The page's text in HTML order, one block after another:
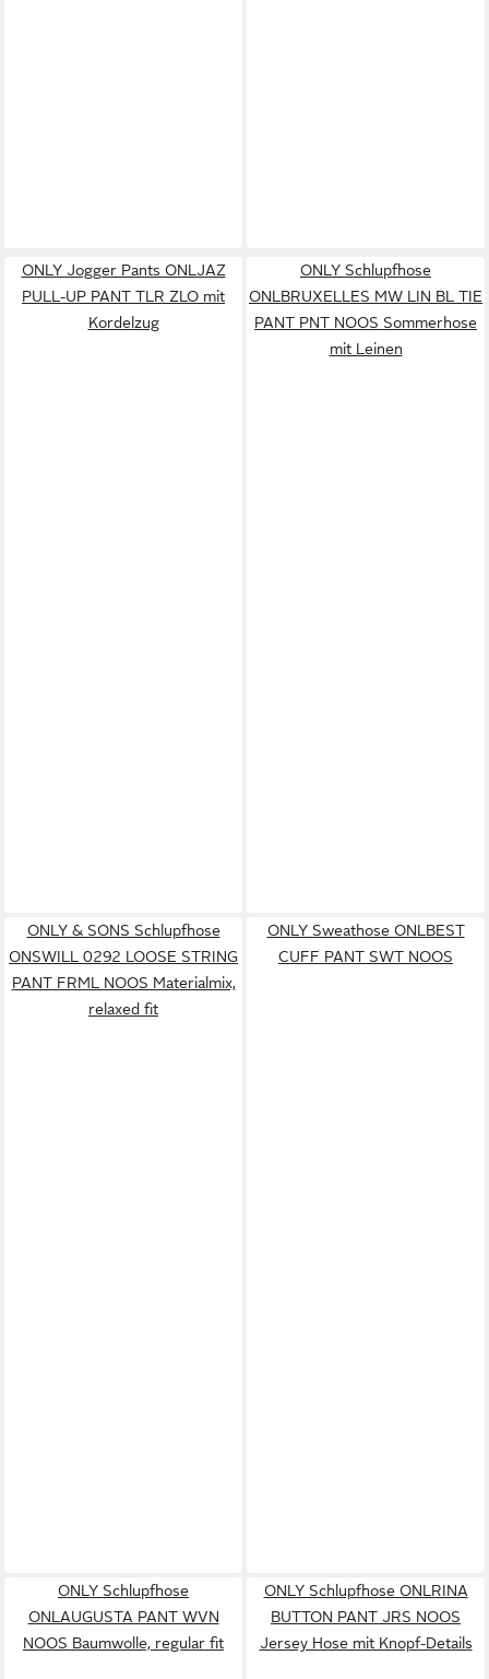
ONLY Jogger Pants ONLJAZ
PULL-UP PANT TLR ZLO mit
Kordelzug
ONLY Schlupfhose
ONLBRUXELLES MW LIN BL TIE
PANT PNT NOOS Sommerhose
mit Leinen
ONLY & SONS Schlupfhose
ONSWILL 0292 LOOSE STRING
PANT FRML NOOS Materialmix,
relaxed fit
ONLY Sweathose ONLBEST
CUFF PANT SWT NOOS
ONLY Schlupfhose
ONLAUGUSTA PANT WVN
NOOS Baumwolle, regular fit
ONLY Schlupfhose ONLRINA
BUTTON PANT JRS NOOS
Jersey Hose mit Knopf-Details